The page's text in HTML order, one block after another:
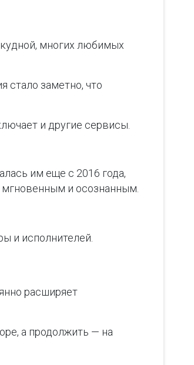
многих любимых
стало заметно, что
и другие сервисы.
им еще с 2016 года,
мгновенным и осознанным.
и исполнителей.
расширяет
а продолжить — на